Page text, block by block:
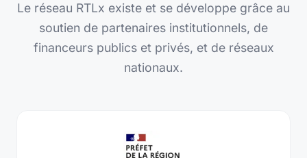
Le réseau RTLx existe et se développe grâce au
soutien de partenaires institutionnels, de
financeurs publics et privés, et de réseaux
nationaux.